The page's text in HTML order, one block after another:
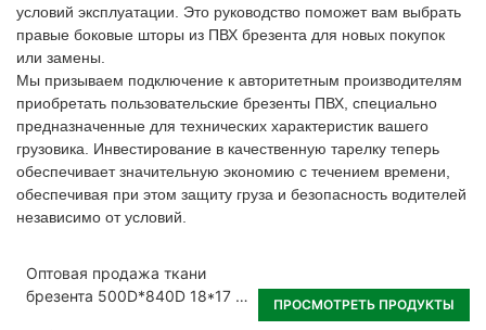
условий эксплуатации. Это руководство поможет вам выбрать
правые боковые шторы из ПВХ брезента для новых покупок
или замены.
Мы призываем подключение к авторитетным производителям
приобретать пользовательские брезенты ПВХ, специально
предназначенные для технических характеристик вашего
грузовика. Инвестирование в качественную тарелку теперь
обеспечивает значительную экономию с течением времени,
обеспечивая при этом защиту груза и безопасность водителей
независимо от условий.
Оптовая продажа ткани
брезента 500D*840D 18*17 с
ПРОСМОТРЕТЬ ПРОДУКТЫ